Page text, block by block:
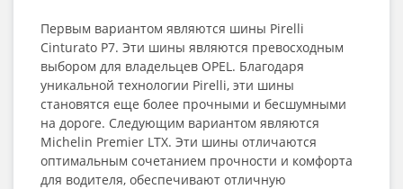
Первым вариантом являются шины Pirelli
Cinturato P7. Эти шины являются превосходным
выбором для владельцев OPEL. Благодаря
уникальной технологии Pirelli, эти шины
становятся еще более прочными и бесшумными
на дороге. Следующим вариантом являются
Michelin Premier LTX. Эти шины отличаются
оптимальным сочетанием прочности и комфорта
для водителя, обеспечивают отличную